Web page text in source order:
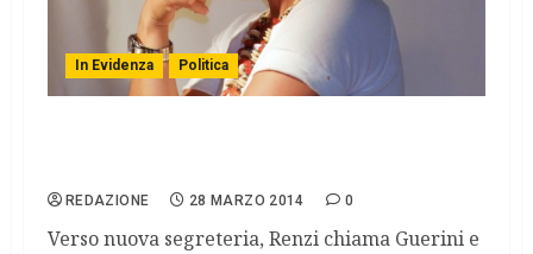
In Evidenza Politica
REDAZIONE 28 MARZO 2014 0
Verso nuova segreteria, Renzi chiama Guerini e